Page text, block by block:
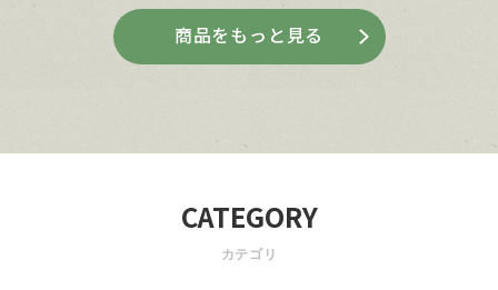
商品をもっと見る
CATEGORY
カテゴリ